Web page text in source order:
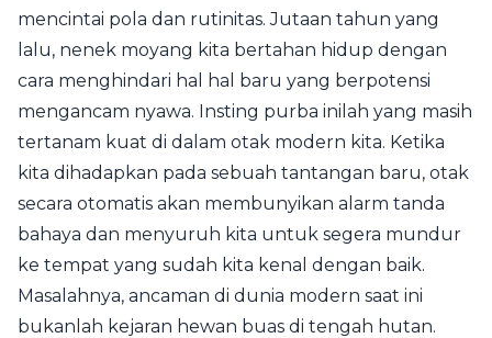
mencintai pola dan rutinitas. Jutaan tahun yang
lalu, nenek moyang kita bertahan hidup dengan
cara menghindari hal hal baru yang berpotensi
mengancam nyawa. Insting purba inilah yang masih
tertanam kuat di dalam otak modern kita. Ketika
kita dihadapkan pada sebuah tantangan baru, otak
secara otomatis akan membunyikan alarm tanda
bahaya dan menyuruh kita untuk segera mundur
ke tempat yang sudah kita kenal dengan baik.
Masalahnya, ancaman di dunia modern saat ini
bukanlah kejaran hewan buas di tengah hutan.